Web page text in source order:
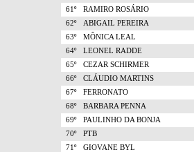
61º
RAMIRO ROSÁRIO
62º
ABIGAIL PEREIRA
63º
MÔNICA LEAL
64º
LEONEL RADDE
65º
CEZAR SCHIRMER
66º
CLÁUDIO MARTINS
67º
FERRONATO
68º
BARBARA PENNA
69º
PAULINHO DA BONJA
70º
PTB
71º
GIOVANE BYL